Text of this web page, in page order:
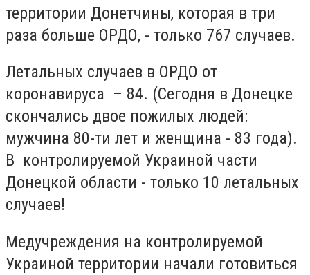
территории Донетчины, которая в три
раза больше ОРДО, - только 767 случаев.
Летальных случаев в ОРДО от
коронавируса – 84. (Сегодня в Донецке
скончались двое пожилых людей:
мужчина 80-ти лет и женщина - 83 года).
В контролируемой Украиной части
Донецкой области - только 10 летальных
случаев!
Медучреждения на контролируемой
Украиной территории начали готовиться